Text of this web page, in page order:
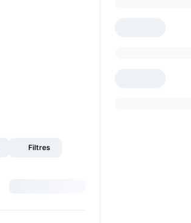
Filtres